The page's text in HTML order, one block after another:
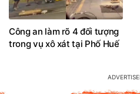
Công an làm rõ 4 đối tượng
trong vụ xô xát tại Phố Huế